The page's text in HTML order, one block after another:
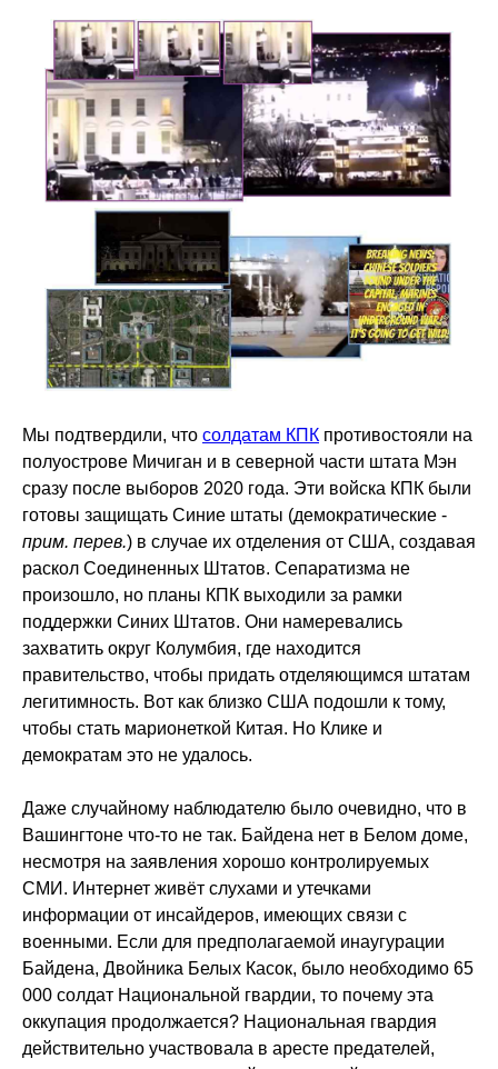
Мы подтвердили, что солдатам КПК противостояли на
полуострове Мичиган и в северной части штата Мэн
сразу после выборов 2020 года. Эти войска КПК были
готовы защищать Синие штаты (демократические -
прим. перев.) в случае их отделения от США, создавая
раскол Соединенных Штатов. Сепаратизма не
произошло, но планы КПК выходили за рамки
поддержки Синих Штатов. Они намеревались
захватить округ Колумбия, где находится
правительство, чтобы придать отделяющимся штатам
легитимность. Вот как близко США подошли к тому,
чтобы стать марионеткой Китая. Но Клике и
демократам это не удалось.
Даже случайному наблюдателю было очевидно, что в
Вашингтоне что-то не так. Байдена нет в Белом доме,
несмотря на заявления хорошо контролируемых
СМИ. Интернет живёт слухами и утечками
информации от инсайдеров, имеющих связи с
военными. Если для предполагаемой инаугурации
Байдена, Двойника Белых Касок, было необходимо 65
000 солдат Национальной гвардии, то почему эта
оккупация продолжается? Национальная гвардия
действительно участвовала в аресте предателей,